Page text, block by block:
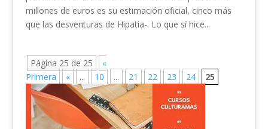
millones de euros es su estimación oficial, cinco más
que las desventuras de Hipatia-. Lo que sí hice...
Página 25 de 25
«
Primera
« ... 10 ... 21 22 23 24 25